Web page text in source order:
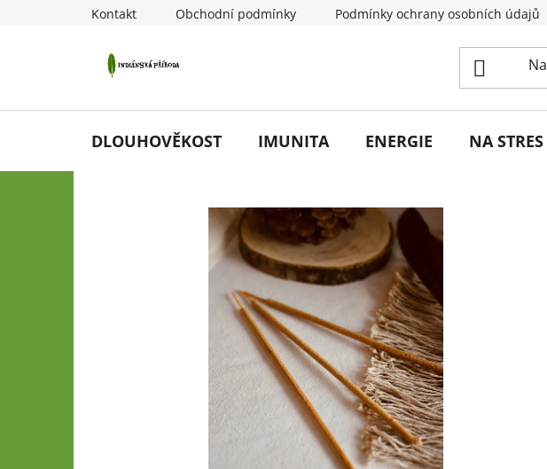
Kontakt Obchodní podmínky Podmínky ochrany osobních údajů
DLOUHOVĚKOST IMUNITA ENERGIE NA STRES